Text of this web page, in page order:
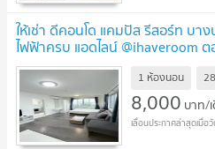
ให้เช่า ดีคอนโด แคมปัส รีสอร์ท บาง
ไฟฟ้าครบ แอดไลน์ @ihaveroom
1 ห้องนอน
8,000 บาท/